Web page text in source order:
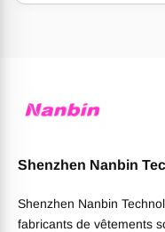
Shenzhen Nanbin
Shenzhen Nanbin
fabricants de vêtements